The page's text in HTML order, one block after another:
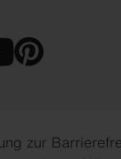
zur